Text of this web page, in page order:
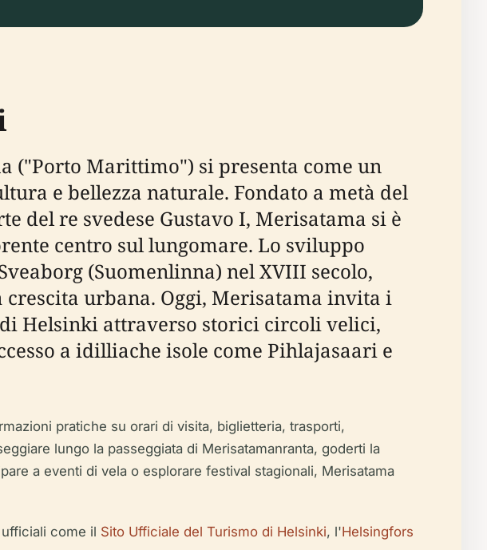
("Porto Marittimo") si presenta come un
e bellezza naturale. Fondato a metà del
del re svedese Gustavo I, Merisatama si è
centro sul lungomare. Lo sviluppo
(Suomenlinna) nel XVIII secolo,
urbana. Oggi, Merisatama invita i
Helsinki attraverso storici circoli velici,
a idilliache isole come Pihlajasaari e
pratiche su orari di visita, biglietteria, trasporti,
lungo la passeggiata di Merisatamanranta, goderti la
a eventi di vela o esplorare festival stagionali, Merisatama
come il Sito Ufficiale del Turismo di Helsinki, l'Helsingfors